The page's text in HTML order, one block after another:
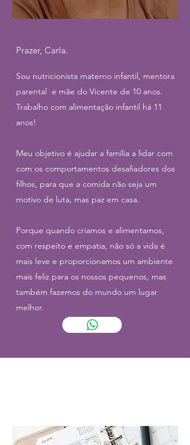
Prazer, Carla.
Sou nutricionista materno infantil, mentora
parental e mãe do Vicente de 10 anos.
Trabalho com alimentação infantil há 11
anos!
Meu objetivo é ajudar a família a lidar com
com os comportamentos desafiadores dos
filhos, para que a comida não seja um
motivo de luta, mas paz em casa.
Porque quando criamos e alimentamos,
com respeito e empatia, não só a vida é
mais leve e proporcionamos um ambiente
mais feliz para os nossos pequenos, mas
também fazemos do mundo um lugar
melhor.